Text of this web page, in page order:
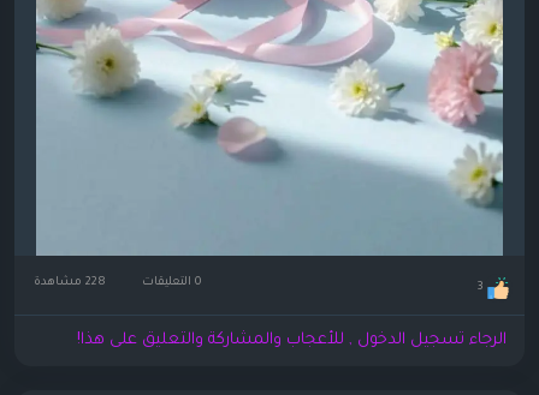
3 0 التعليقات
الرجاء تسجيل الدخول , للأعجاب والمشاركة والتعليق على هذا!